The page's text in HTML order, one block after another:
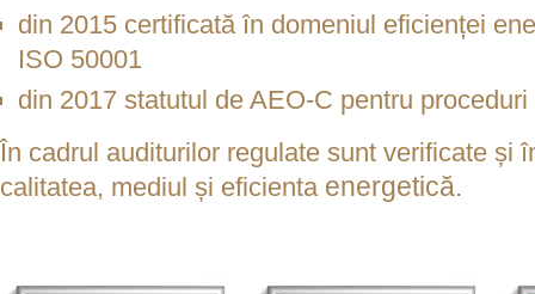
din 2015 certificată în domeniul eficienței
ISO 50001
din 2017 statutul de AEO-C pentru
În cadrul auditurilor regulate sunt verificate și
calitatea, mediul și eficienta energetică.